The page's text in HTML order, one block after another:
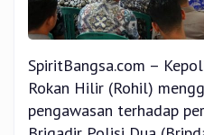
SpiritBangsa.com –
Rokan Hilir (Rohil)
pengawasan terhadap